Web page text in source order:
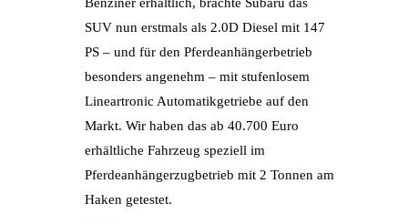
SUV nun erstmals als 2.0D Diesel mit 147
PS – und für den Pferdeanhängerbetrieb
besonders angenehm – mit stufenlosem
Lineartronic Automatikgetriebe auf den
Markt. Wir haben das ab 40.700 Euro
erhältliche Fahrzeug speziell im
Pferdeanhängerzugbetrieb mit 2 Tonnen am
Haken getestet.